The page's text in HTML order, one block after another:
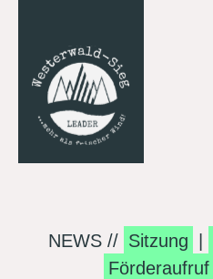
NEWS // Sitzung
Förderaufruf